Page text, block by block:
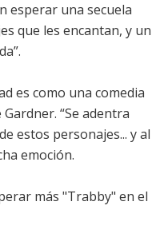
esperar una secuela
que les encantan, y un
es como una comedia
“Se adentra
estos personajes... y al
emoción.
más "Trabby" en el